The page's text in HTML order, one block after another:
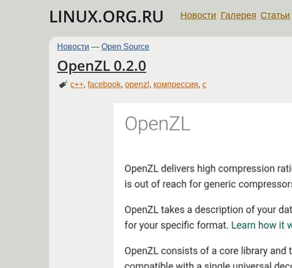
LINUX.ORG.RU Новости Галерея Статьи
Новости — Open Source
OpenZL 0.2.0
c++,facebook,openzl , компрессия,с